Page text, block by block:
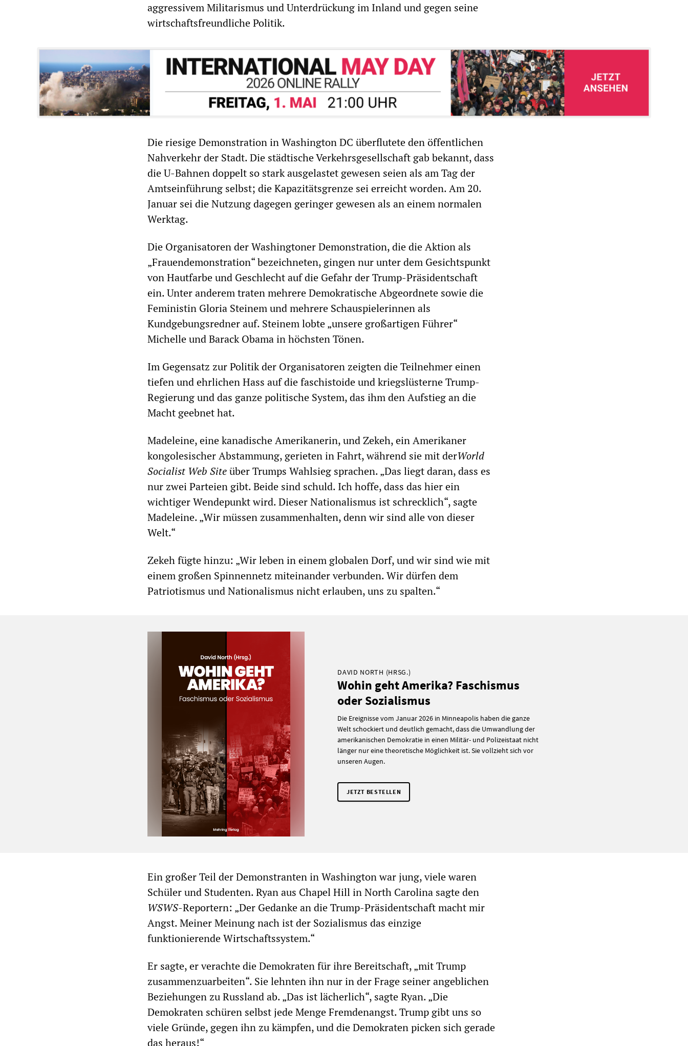
aggressivem Militarismus und Unterdrückung im Inland und gegen seine
wirtschaftsfreundliche Politik.
Die riesige Demonstration in Washington DC überflutete den öffentlichen
Nahverkehr der Stadt. Die städtische Verkehrsgesellschaft gab bekannt, dass
die U-Bahnen doppelt so stark ausgelastet gewesen seien als am Tag der
Amtseinführung selbst; die Kapazitätsgrenze sei erreicht worden. Am 20.
Januar sei die Nutzung dagegen geringer gewesen als an einem normalen
Werktag.
Die Organisatoren der Washingtoner Demonstration, die die Aktion als
„Frauendemonstration“ bezeichneten, gingen nur unter dem Gesichtspunkt
von Hautfarbe und Geschlecht auf die Gefahr der Trump-Präsidentschaft
ein. Unter anderem traten mehrere Demokratische Abgeordnete sowie die
Feministin Gloria Steinem und mehrere Schauspielerinnen als
Kundgebungsredner auf. Steinem lobte „unsere großartigen Führer“
Michelle und Barack Obama in höchsten Tönen.
Im Gegensatz zur Politik der Organisatoren zeigten die Teilnehmer einen
tiefen und ehrlichen Hass auf die faschistoide und kriegslüsterne Trump-
Regierung und das ganze politische System, das ihm den Aufstieg an die
Macht geebnet hat.
Madeleine, eine kanadische Amerikanerin, und Zekeh, ein Amerikaner
kongolesischer Abstammung, gerieten in Fahrt, während sie mit derWorld
Socialist Web Siteüber Trumps Wahlsieg sprachen. „Das liegt daran, dass es
nur zwei Parteien gibt. Beide sind schuld. Ich hoffe, dass das hier ein
wichtiger Wendepunkt wird. Dieser Nationalismus ist schrecklich“, sagte
Madeleine. „Wir müssen zusammenhalten, denn wir sind alle von dieser
Welt.“
Zekeh fügte hinzu: „Wir leben in einem globalen Dorf, und wir sind wie mit
einem großen Spinnennetz miteinander verbunden. Wir dürfen dem
Patriotismus und Nationalismus nicht erlauben, uns zu spalten.“
DAVID NORTH (HRSG.)
Wohin geht Amerika? Faschismus
oder Sozialismus
Die Ereignisse vom Januar 2026 in Minneapolis haben die ganze
Welt schockiert und deutlich gemacht, dass die Umwandlung der
amerikanischen Demokratie in einen Militär- und Polizeistaat nicht
länger nur eine theoretische Möglichkeit ist. Sie vollzieht sich vor
unseren Augen.
JETZT BESTELLEN
Ein großer Teil der Demonstranten in Washington war jung, viele waren
Schüler und Studenten. Ryan aus Chapel Hill in North Carolina sagte den
WSWS-Reportern: „Der Gedanke an die Trump-Präsidentschaft macht mir
Angst. Meiner Meinung nach ist der Sozialismus das einzige
funktionierende Wirtschaftssystem.“
Er sagte, er verachte die Demokraten für ihre Bereitschaft, „mit Trump
zusammenzuarbeiten“. Sie lehnten ihn nur in der Frage seiner angeblichen
Beziehungen zu Russland ab. „Das ist lächerlich“, sagte Ryan. „Die
Demokraten schüren selbst jede Menge Fremdenangst. Trump gibt uns so
viele Gründe, gegen ihn zu kämpfen, und die Demokraten picken sich gerade
das heraus!“